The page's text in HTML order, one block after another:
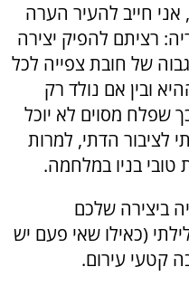
אני חייב להעיר הערה
רציתם להפיק יצירה
של חובת צפייה לכל
ובין אם נולד רק
שפלח מסוים לא יוכל
לציבור הדתי, למרות
בניו במלחמה.
ביצירה שלכם
(כאילו שאי פעם יש
קטעי עירום.